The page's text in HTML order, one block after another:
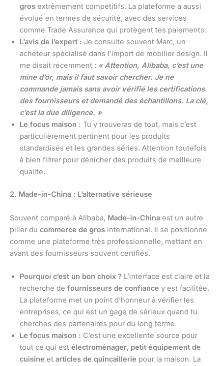
gros extrêmement compétitifs. La plateforme a aussi
évolué en termes de sécurité, avec des services
comme Trade Assurance qui protègent tes paiements.
L’avis de l’expert : Je consulte souvent Marc, un
acheteur spécialisé dans l’import de mobilier design. Il
me disait récemment : « Attention, Alibaba, c’est une
mine d’or, mais il faut savoir chercher. Je ne
commande jamais sans avoir vérifié les certifications
des fournisseurs et demandé des échantillons. La clé,
c’est la due diligence. »
Le focus maison : Tu y trouveras de tout, mais c’est
particulièrement pertinent pour les produits
standardisés et les grandes séries. Attention toutefois
à bien filtrer pour dénicher des produits de meilleure
qualité.
2. Made-in-China : L’alternative sérieuse
Souvent comparé à Alibaba, Made-in-China est un autre
pilier du commerce de gros international. Il se positionne
comme une plateforme très professionnelle, mettant en
avant des fournisseurs souvent certifiés.
Pourquoi c’est un bon choix ? L’interface est claire et la
recherche de fournisseurs de confiance y est facilitée.
La plateforme met un point d’honneur à vérifier les
entreprises, ce qui est un gage de sérieux quand tu
cherches des partenaires pour du long terme.
Le focus maison : C’est une excellente source pour
tout ce qui est électroménager, petit équipement de
cuisine et articles de quincaillerie pour la maison. La